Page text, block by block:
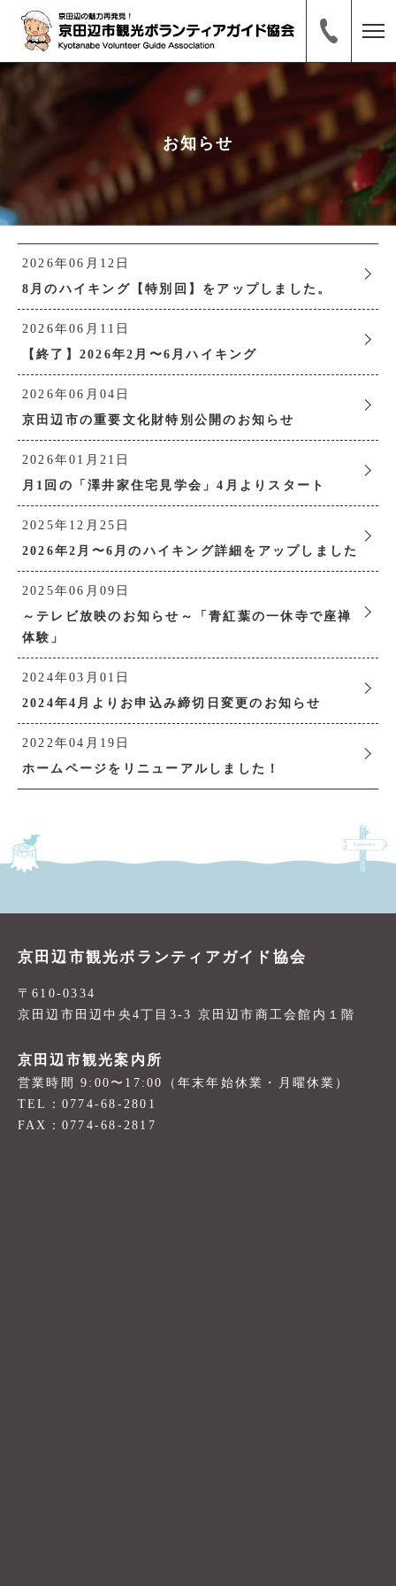
お知らせ
2026年06月12日
8月のハイキング【特別回】をアップしました。
2026年06月11日
【終了】2026年2月〜6月ハイキング
2026年06月04日
京田辺市の重要文化財特別公開のお知らせ
2026年01月21日
月1回の「澤井家住宅見学会」4月よりスタート
2025年12月25日
2026年2月〜6月のハイキング詳細をアップしました
2025年06月09日
～テレビ放映のお知らせ～「青紅葉の一休寺で座禅
体験」
2024年03月01日
2024年4月よりお申込み締切日変更のお知らせ
2022年04月19日
ホームページをリニューアルしました！
京田辺市観光ボランティアガイド協会
〒610-0334
京田辺市田辺中央4丁目3-3 京田辺市商工会館内１階
京田辺市観光案内所
営業時間 9:00〜17:00（年末年始休業・月曜休業）
TEL：0774-68-2801
FAX：0774-68-2817